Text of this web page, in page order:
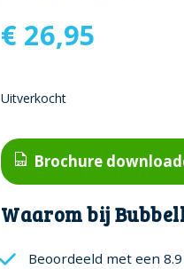
€ 26,95
Uitverkocht
Brochure
Waarom bij
Beoordeeld met een